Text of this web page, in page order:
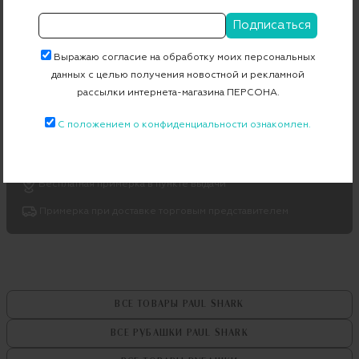
бирюзовый
Страна дизайна Италия
Артикул 21413030
Бесплатная примерка в пункте выдачи
ВСЕ ТОВАРЫ PAUL SHARK
ВСЕ РУБАШКИ PAUL SHARK
Выражаю согласие на обработку моих персональных
данных с целью получения новостной и рекламной
рассылки интернета-магазина ПЕРСОНА.
С положением о конфиденциальности ознакомлен.